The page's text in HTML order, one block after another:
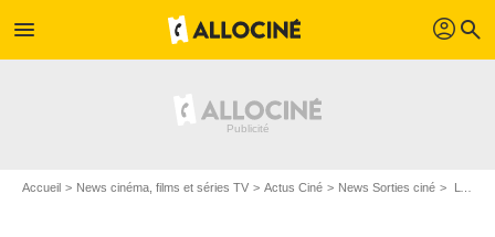
menu profil search
Accueil News cinéma, films et séries TV Actus Ciné News Sorties ciné L’Inconnu de la Grande Arche est-il un bon film ? Que pensent les spectateurs de cette histoire vraie méconnue avec Swann Arlaud et Xavier Dolan ?